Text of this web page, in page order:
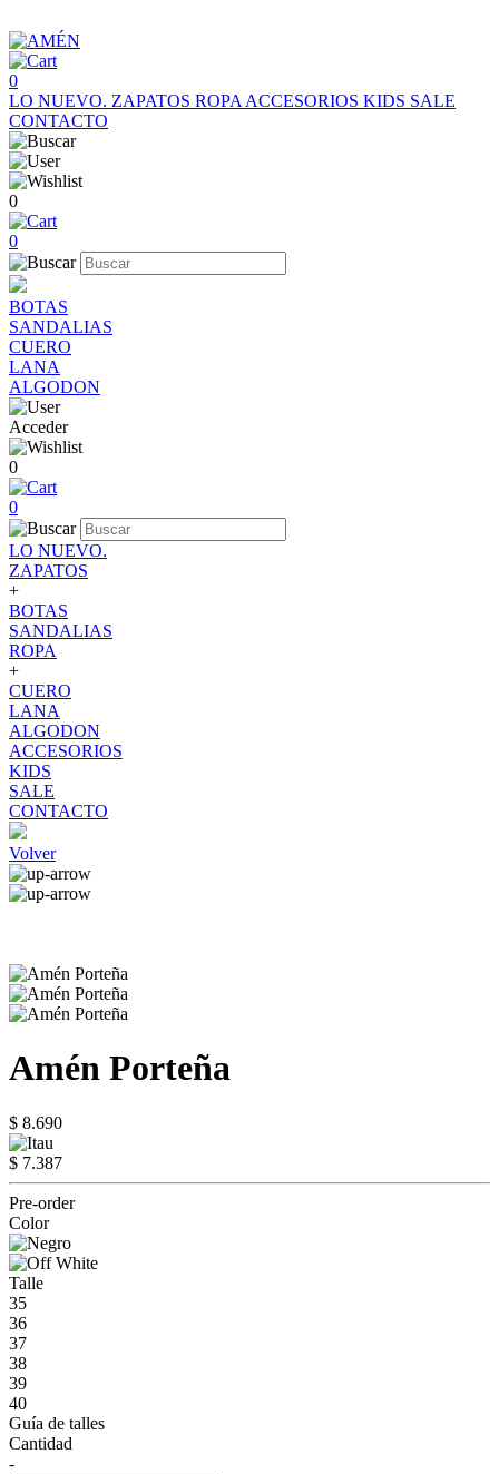
0
LO NUEVO. ZAPATOS ROPA ACCESORIOS KIDS SALE
CONTACTO
0
0
BOTAS
SANDALIAS
CUERO
LANA
ALGODON
Acceder
0
0
LO NUEVO.
ZAPATOS
+
BOTAS
SANDALIAS
ROPA
+
CUERO
LANA
ALGODON
ACCESORIOS
KIDS
SALE
CONTACTO
Volver
Amén Porteña
$ 8.690
$ 7.387
Pre-order
Color
Talle
35
36
37
38
39
40
Guía de talles
Cantidad
-